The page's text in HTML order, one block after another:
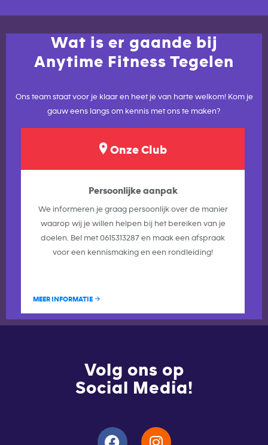
Wat is er gaande bij
Anytime Fitness Tegelen
Ons team staat voor je klaar en heet je van harte welkom! Kom je
gauw eens langs om kennis met ons te maken?
Onze Club
Persoonlijke aanpak
We informeren je graag persoonlijk over de manier
waarop wij je willen helpen bij het bereiken van je
doelen. Bel met 0615313287 en maak een afspraak
voor een kennismaking en een rondleiding!
MEER INFORMATIE
Volg ons op
Social Media!